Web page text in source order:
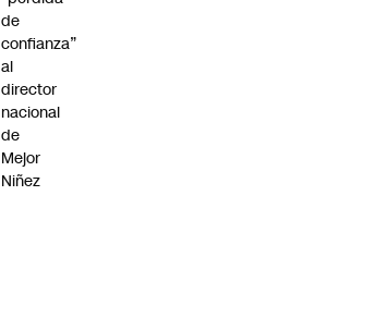
de
confianza”
al
director
nacional
de
Mejor
Niñez